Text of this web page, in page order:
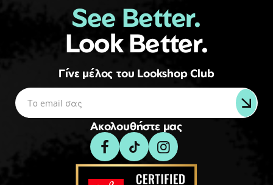
See Better.
Look Better.
Γίνε μέλος του Lookshop Club
Ακολουθήστε μας